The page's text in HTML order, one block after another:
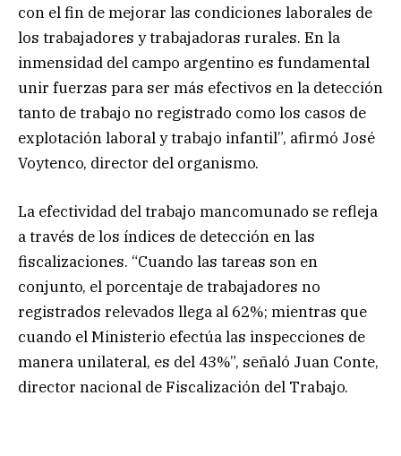
con el fin de mejorar las condiciones laborales de
los trabajadores y trabajadoras rurales. En la
inmensidad del campo argentino es fundamental
unir fuerzas para ser más efectivos en la detección
tanto de trabajo no registrado como los casos de
explotación laboral y trabajo infantil”, afirmó José
Voytenco, director del organismo.
La efectividad del trabajo mancomunado se refleja
a través de los índices de detección en las
fiscalizaciones. “Cuando las tareas son en
conjunto, el porcentaje de trabajadores no
registrados relevados llega al 62%; mientras que
cuando el Ministerio efectúa las inspecciones de
manera unilateral, es del 43%”, señaló Juan Conte,
director nacional de Fiscalización del Trabajo.